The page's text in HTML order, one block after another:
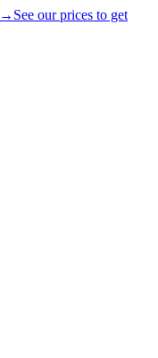
→ See our prices to get